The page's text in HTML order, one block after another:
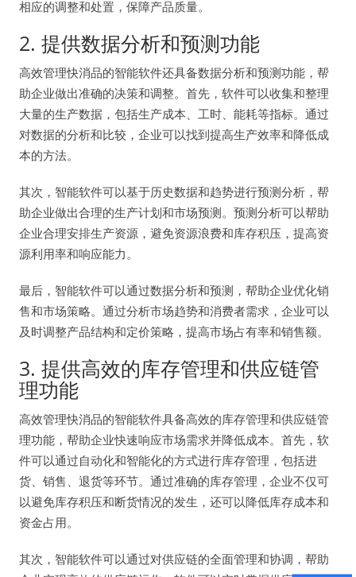
相应的调整和处置，保障产品质量。
2. 提供数据分析和预测功能
高效管理快消品的智能软件还具备数据分析和预测功能，帮
助企业做出准确的决策和调整。首先，软件可以收集和整理
大量的生产数据，包括生产成本、工时、能耗等指标。通过
对数据的分析和比较，企业可以找到提高生产效率和降低成
本的方法。
其次，智能软件可以基于历史数据和趋势进行预测分析，帮
助企业做出合理的生产计划和市场预测。预测分析可以帮助
企业合理安排生产资源，避免资源浪费和库存积压，提高资
源利用率和响应能力。
最后，智能软件可以通过数据分析和预测，帮助企业优化销
售和市场策略。通过分析市场趋势和消费者需求，企业可以
及时调整产品结构和定价策略，提高市场占有率和销售额。
3. 提供高效的库存管理和供应链管
理功能
高效管理快消品的智能软件具备高效的库存管理和供应链管
理功能，帮助企业快速响应市场需求并降低成本。首先，软
件可以通过自动化和智能化的方式进行库存管理，包括进
货、销售、退货等环节。通过准确的库存管理，企业不仅可
以避免库存积压和断货情况的发生，还可以降低库存成本和
资金占用。
其次，智能软件可以通过对供应链的全面管理和协调，帮助